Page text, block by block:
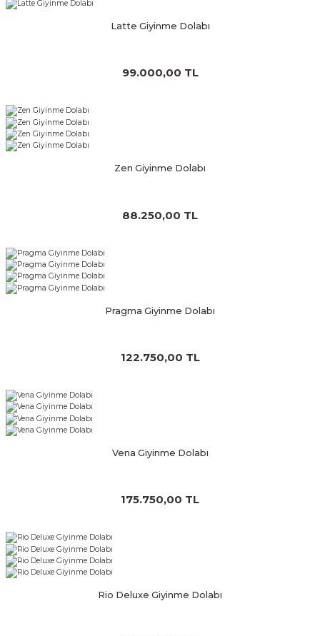
Latte Giyinme Dolabı
99.000,00 TL
Zen Giyinme Dolabı
88.250,00 TL
Pragma Giyinme Dolabı
122.750,00 TL
Vena Giyinme Dolabı
175.750,00 TL
Rio Deluxe Giyinme Dolabı